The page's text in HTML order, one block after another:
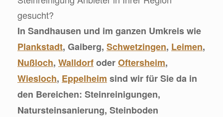
gesucht?
In Sandhausen und im ganzen Umkreis wie
Plankstadt, Gaiberg, Schwetzingen, Leimen,
Nußloch, WalldorfoderOftersheim,
Wiesloch, Eppelheim sind wir für Sie da in
den Bereichen: Steinreinigungen,
Natursteinsanierung, Steinboden